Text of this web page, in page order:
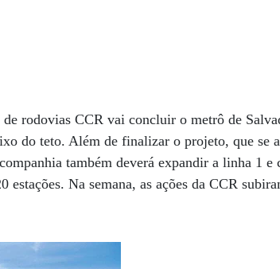
rodovias CCR vai concluir o metrô de
do teto. Além de finalizar o projeto, que se
também deverá expandir a linha 1 e
Na semana, as ações da CCR